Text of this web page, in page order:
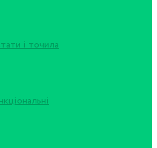
і точила